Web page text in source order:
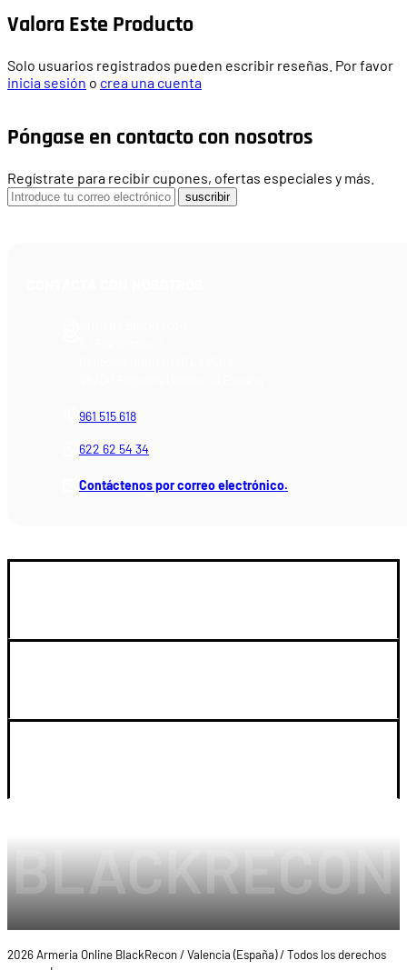
Valora Este Producto
Solo usuarios registrados pueden escribir reseñas. Por favor
inicia sesión o crea una cuenta
Póngase en contacto con nosotros
Regístrate para recibir cupones, ofertas especiales y más.
suscribir
961 515 618
622 62 54 34
Contáctenos por correo electrónico.
2026 Armeria Online BlackRecon / Valencia (España) / Todos los derechos